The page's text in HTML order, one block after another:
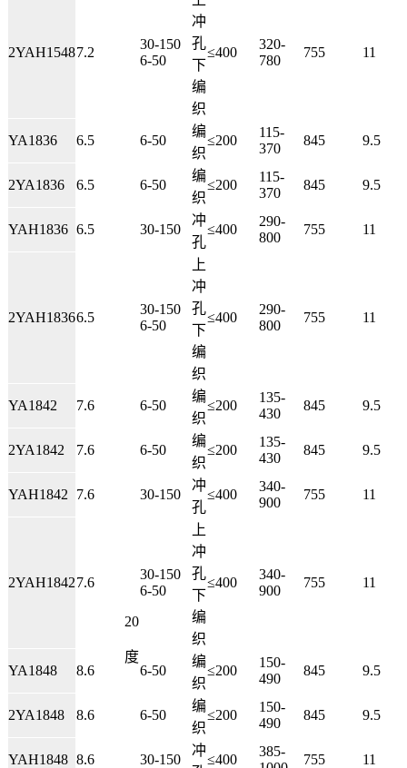
20
度
2YAH15487.2
30-150
6-50
冲
孔
下
编
织
≤400
320-
780
755 11
YA1836 6.5 6-50
编
织
≤200
115-
370
845 9.5
2YA1836 6.5 6-50
编
织
≤200
115-
370
845 9.5
YAH1836 6.5 30-150
冲
孔
≤400
290-
800
755 11
2YAH18366.5
30-150
6-50
上
冲
孔
下
编
织
≤400
290-
800
755 11
YA1842 7.6 6-50
编
织
≤200
135-
430
845 9.5
2YA1842 7.6 6-50
编
织
≤200
135-
430
845 9.5
YAH1842 7.6 30-150
冲
孔
≤400
340-
900
755 11
2YAH18427.6
30-150
6-50
上
冲
孔
下
编
织
≤400
340-
900
755 11
YA1848 8.6 6-50
编
织
≤200
150-
490
845 9.5
2YA1848 8.6 6-50
编
织
≤200
150-
490
845 9.5
YAH1848 8.6 30-150
冲
≤400
385-
755 11